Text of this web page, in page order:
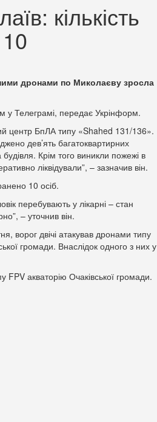
кількість
дронами по Миколаєву зросла
у Телеграмі, передає Укрінформ.
центр БпЛА типу «Shahed 131/136».
дев’ять багатоквартирних
будівля. Крім того виникли пожежі в
ліквідували”, – зазначив він.
10 осіб.
перебувають у лікарні – стан
– уточнив він.
ворог двічі атакував дронами типу
громади. Внаслідок одного з них у
FPV акваторію Очаківської громади.